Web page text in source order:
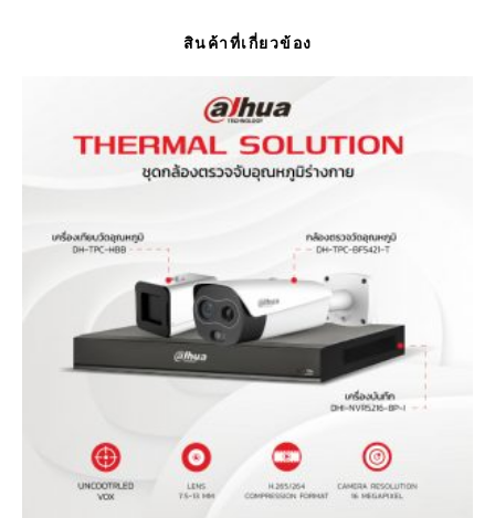
สินค้าที่เกี่ยวข้อง